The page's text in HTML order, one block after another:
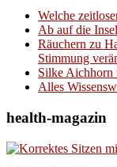
Welche
Ab auf die
Räuchern zu
Stimmung
Silke Aichhorn
Alles
health-magazin